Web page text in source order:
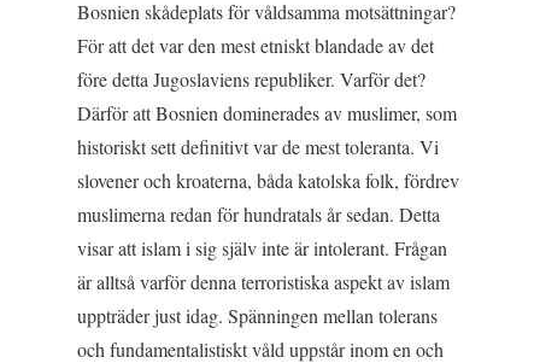
Bosnien skådeplats för våldsamma motsättningar?
För att det var den mest etniskt blandade av det
före detta Jugoslaviens republiker. Varför det?
Därför att Bosnien dominerades av muslimer, som
historiskt sett definitivt var de mest toleranta. Vi
slovener och kroaterna, båda katolska folk, fördrev
muslimerna redan för hundratals år sedan. Detta
visar att islam i sig själv inte är intolerant. Frågan
är alltså varför denna terroristiska aspekt av islam
uppträder just idag. Spänningen mellan tolerans
och fundamentalistiskt våld uppstår inom en och